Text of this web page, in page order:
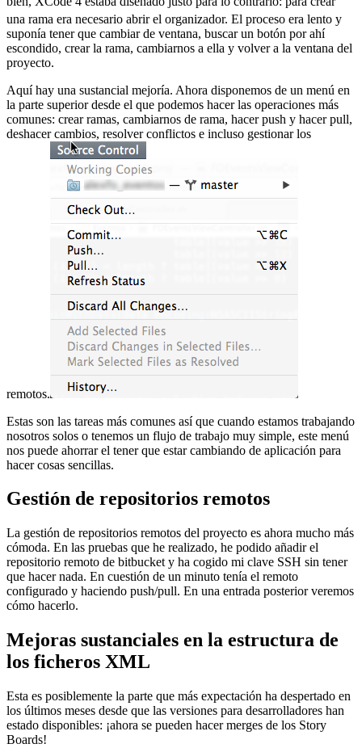
una rama era necesario abrir el organizador. El proceso era lento y
suponía tener que cambiar de ventana, buscar un botón por ahí
escondido, crear la rama, cambiarnos a ella y volver a la ventana del
proyecto.
Aquí hay una sustancial mejoría. Ahora disponemos de un menú en
la parte superior desde el que podemos hacer las operaciones más
comunes: crear ramas, cambiarnos de rama, hacer push y hacer pull,
deshacer cambios, resolver conflictos e incluso gestionar los
remotos.
Estas son las tareas más comunes así que cuando estamos trabajando
nosotros solos o tenemos un flujo de trabajo muy simple, este menú
nos puede ahorrar el tener que estar cambiando de aplicación para
hacer cosas sencillas.
Gestión de repositorios remotos
La gestión de repositorios remotos del proyecto es ahora mucho más
cómoda. En las pruebas que he realizado, he podido añadir el
repositorio remoto de bitbucket y ha cogido mi clave SSH sin tener
que hacer nada. En cuestión de un minuto tenía el remoto
configurado y haciendo push/pull. En una entrada posterior veremos
cómo hacerlo.
Mejoras sustanciales en la estructura de
los ficheros XML
Esta es posiblemente la parte que más expectación ha despertado en
los últimos meses desde que las versiones para desarrolladores han
estado disponibles: ¡ahora se pueden hacer merges de los Story
Boards!